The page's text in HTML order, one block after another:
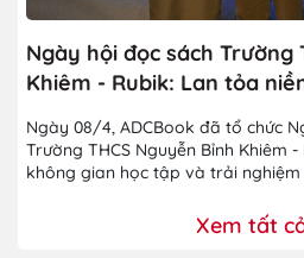
Ngày hội đọc sách Trường
Khiêm - Rubik: Lan tỏa
Ngày 08/4, ADCBook đã tổ chức
Trường THCS Nguyễn Bỉnh Khiêm
không gian học tập và trải nghiệm
Xem tất